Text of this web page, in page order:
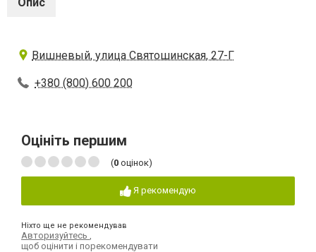
Вишневый, улица Святошинская, 27-Г
+380 (800) 600 200
Оцініть першим
(0 оцінок)
Я рекомендую
Ніхто ще не рекомендував
Авторизуйтесь
щоб оцінити і порекомендувати